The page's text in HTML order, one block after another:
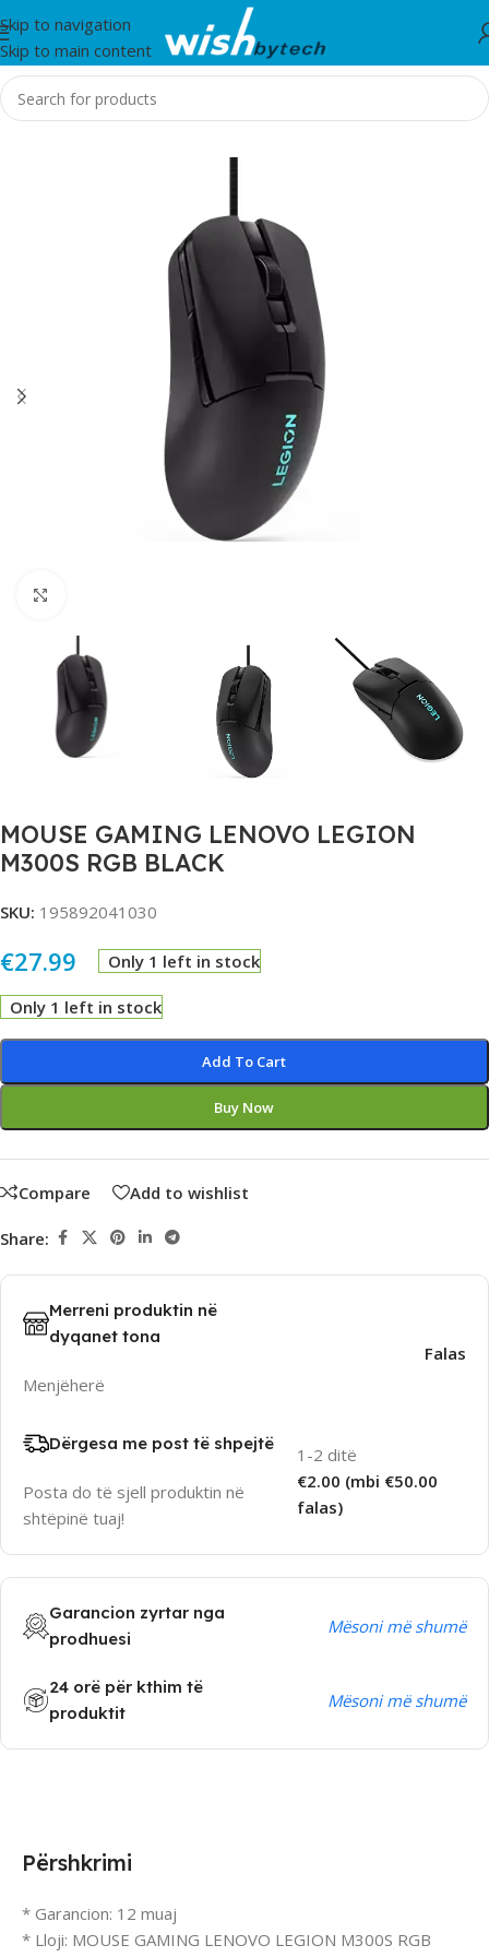
Skip to navigation
Skip to main content
Home/Lenovo
MOUSE GAMING LENOVO LEGION
M300S RGB BLACK
SKU: 195892041030
€27.99 Only 1 left in stock
Only 1 left in stock
Add To Cart
Buy Now
Compare Add to wishlist
Share:
Merreni produktin në
dyqanet tona
Menjëherë
Falas
Dërgesa me post të shpejtë
Posta do të sjell produktin në
shtëpinë tuaj!
1-2 ditë
€2.00 (mbi €50.00
falas)
Garancion zyrtar nga
prodhuesi
Mësoni më shumë
24 orë për kthim të
produktit
Mësoni më shumë
Përshkrimi
* Garancion: 12 muaj
* Lloji: MOUSE GAMING LENOVO LEGION M300S RGB